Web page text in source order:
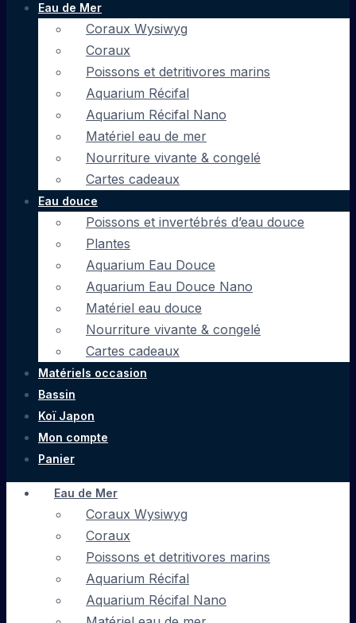
Eau de Mer
Coraux Wysiwyg
Coraux
Poissons et detritivores marins
Aquarium Récifal
Aquarium Récifal Nano
Matériel eau de mer
Nourriture vivante & congelé
Cartes cadeaux
Eau douce
Poissons et invertébrés d’eau douce
Plantes
Aquarium Eau Douce
Aquarium Eau Douce Nano
Matériel eau douce
Nourriture vivante & congelé
Cartes cadeaux
Matériels occasion
Bassin
Koï Japon
Mon compte
Panier
Eau de Mer
Coraux Wysiwyg
Coraux
Poissons et detritivores marins
Aquarium Récifal
Aquarium Récifal Nano